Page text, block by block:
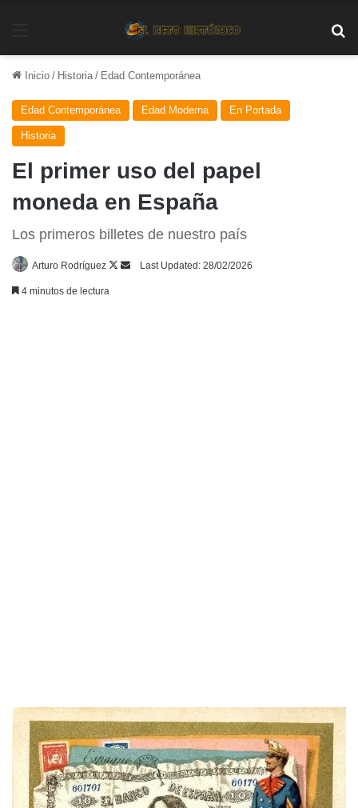
Inicio / Historia / Edad Contemporánea
Edad Contemporánea Edad Moderna En Portada
Historia
El primer uso del papel
moneda en España
Los primeros billetes de nuestro país
Arturo Rodríguez
Follow
SendLast Updated: 28/02/2026
4 minutos de lectura